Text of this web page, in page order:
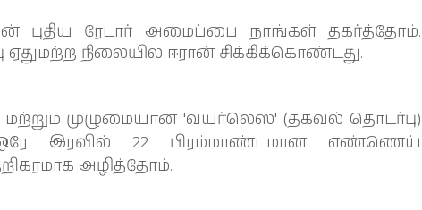
புதிய ரேடார் அமைப்பை நாங்கள் தகர்த்தோம்.
நிலையில் ஈரான் சிக்கிக்கொண்டது.
மற்றும் முழுமையான 'வயர்லெஸ்' (தகவல் தொடர்பு)
ஒரே இரவில் 22 பிரம்மாண்டமான எண்ணெய்
அழித்தோம்.